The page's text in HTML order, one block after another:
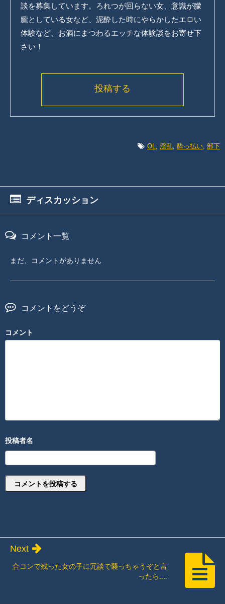
談を募集しています。ろれつが回らない女、意識が朦
朧としている女など、泥酔した時にやらかしたエロい
体験など、お酒にまつわるエッチな体験談をお寄せ下
さい！
投稿する
OL 淫乱 酔っ払い 部下
ディスカッション
コメント一覧
まだ、コメントがありません
コメントをどうぞ
コメント
合コンで残った女の子に冗談で襲っちゃうぞと言
ったら....
Next